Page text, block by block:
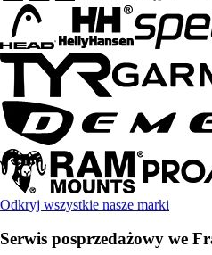
Odkryj wszystkie nasze marki
Serwis posprzedażowy we